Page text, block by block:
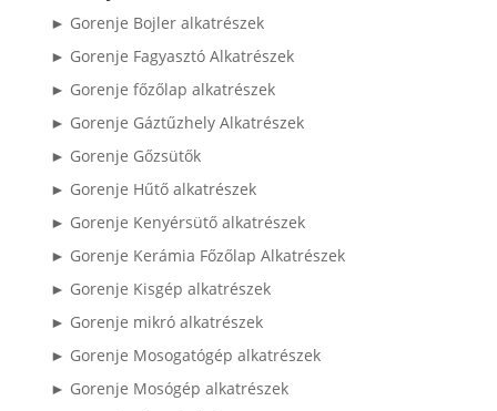
► Gorenje Bojler alkatrészek
► Gorenje Fagyasztó Alkatrészek
► Gorenje főzőlap alkatrészek
► Gorenje Gáztűzhely Alkatrészek
► Gorenje Gőzsütők
► Gorenje Hűtő alkatrészek
► Gorenje Kenyérsütő alkatrészek
► Gorenje Kerámia Főzőlap Alkatrészek
► Gorenje Kisgép alkatrészek
► Gorenje mikró alkatrészek
► Gorenje Mosogatógép alkatrészek
► Gorenje Mosógép alkatrészek